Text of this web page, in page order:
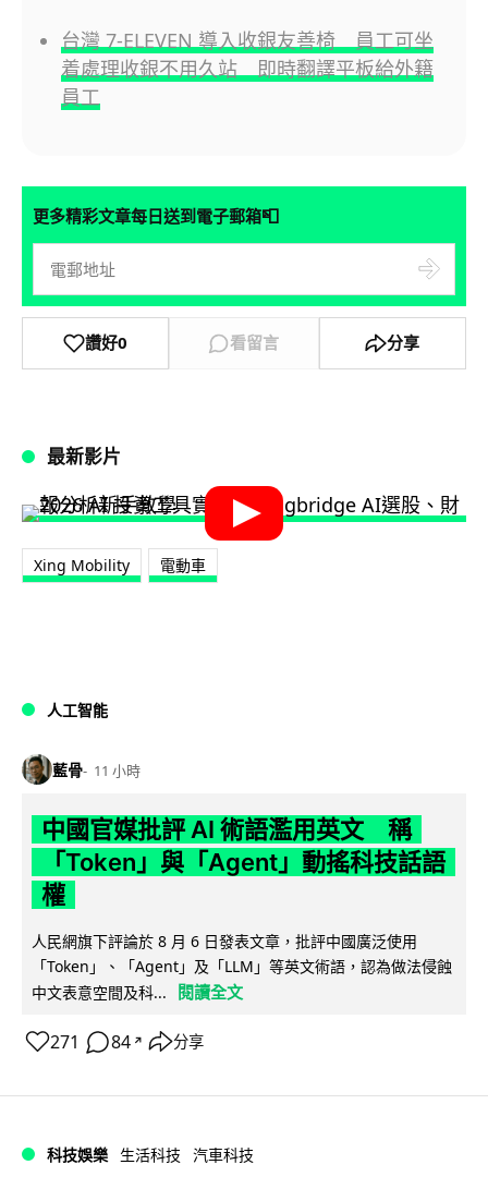
台灣 7-ELEVEN 導入收銀友善椅 員工可坐
着處理收銀不用久站 即時翻譯平板給外籍
員工
更多精彩文章每日送到電子郵箱📮
讚好0 看留言 分享
最新影片
Xing Mobility 電動車
人工智能
藍骨 11 小時
中國官媒批評 AI 術語濫用英文 稱
「Token」與「Agent」動搖科技話語
權
人民網旗下評論於 8 月 6 日發表文章，批評中國廣泛使用
「Token」、「Agent」及「LLM」等英文術語，認為做法侵蝕
中文表意空間及科...
閱讀全文
271 84 ↗ 分享
科技娛樂 生活科技 汽車科技